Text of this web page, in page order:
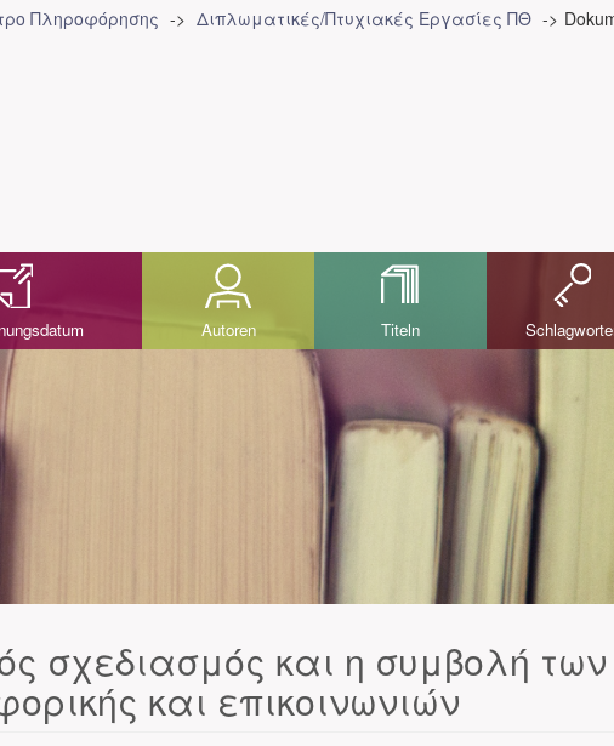
Πληροφόρησης Διπλωματικές/Πτυχιακές Εργασίες ΠΘ
Autoren Titeln
σχεδιασμός και η συμβολή των
και επικοινωνιών